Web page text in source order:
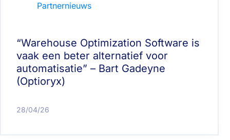
Partnernieuws
“Warehouse Optimization Software is
vaak een beter alternatief voor
automatisatie” – Bart Gadeyne
(Optioryx)
28/04/26